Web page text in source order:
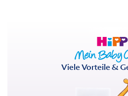
Viele Vorteile &